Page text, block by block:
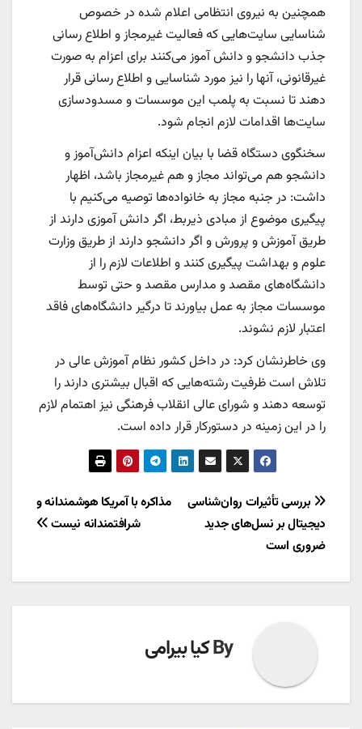
همچنین به نیروی انتظامی اعلام شده در خصوص
شناسایی سایت‌هایی که فعالیت غیرمجاز و اطلاع رسانی
جذب دانشجو و دانش آموز می‌کنند برای اعزام به صورت
غیرقانونی، آنها را نیز مورد شناسایی و اطلاع رسانی قرار
دهند تا نسبت به پلمب این موسسات و مسدودسازی
سایت‌ها اقدامات لازم انجام شود.
سخنگوی دستگاه قضا با بیان اینکه اعزام دانش‌آموز و
دانشجو هم می‌تواند مجاز و هم غیرمجاز باشد، اظهار
داشت: در جنبه مجاز به خانواده‌ها توصیه می‌کنیم با
پیگیری موضوع از مبادی ذیربط، اگر دانش آموزی دارند از
طریق آموزش و پرورش و اگر دانشجو دارند از طریق وزارت
علوم و بهداشت پیگیری کنند و اطلاعات لازم را از
دانشگاه‌های مقصد و مدارس مقصد و حتی توسط
موسسات مجاز به عمل بیاورند تا درگیر دانشگاه‌های فاقد
اعتبار لازم نشوند.
وی خاطرنشان کرد:‌ در داخل کشور نظام آموزش عالی در
تلاش است ظرفیت رشته‌هایی که اقبال بیشتری دارند را
توسعه دهند و شورای عالی انقلاب فرهنگی نیز اهتمام لازم
را در این زمینه در دستورکار قرار داده است.
راهبری
نوشته
مذاکره با آمریکا هوشمندانه و
شرافتمندانه نیست
بررسی تأثیرات روان‌شناسی
دیجیتال بر نسل‌های جدید
ضروری است
Byکیا بیرامی